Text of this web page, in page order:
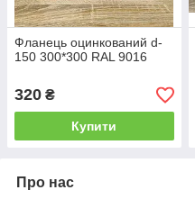
Фланець оцинкований d-
150 300*300 RAL 9016
320 ₴
Купити
Про нас